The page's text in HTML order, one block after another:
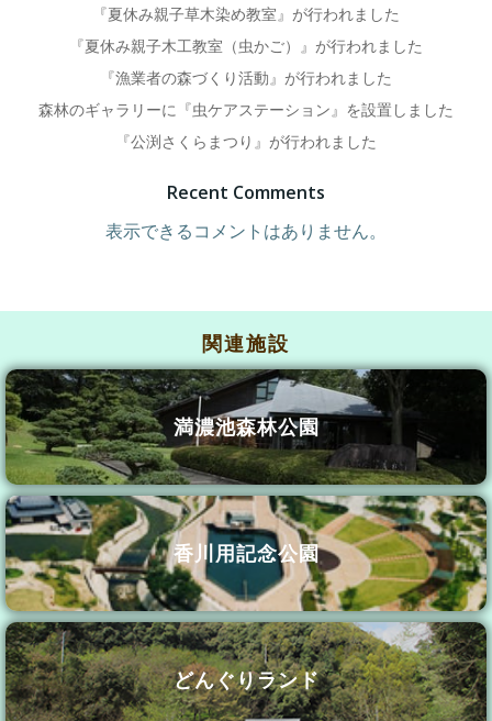
『夏休み親子草木染め教室』が行われました
『夏休み親子木工教室（虫かご）』が行われました
『漁業者の森づくり活動』が行われました
森林のギャラリーに『虫ケアステーション』を設置しました
『公渕さくらまつり』が行われました
Recent Comments
表示できるコメントはありません。
関連施設
満濃池森林公園
香川用記念公園
どんぐりランド